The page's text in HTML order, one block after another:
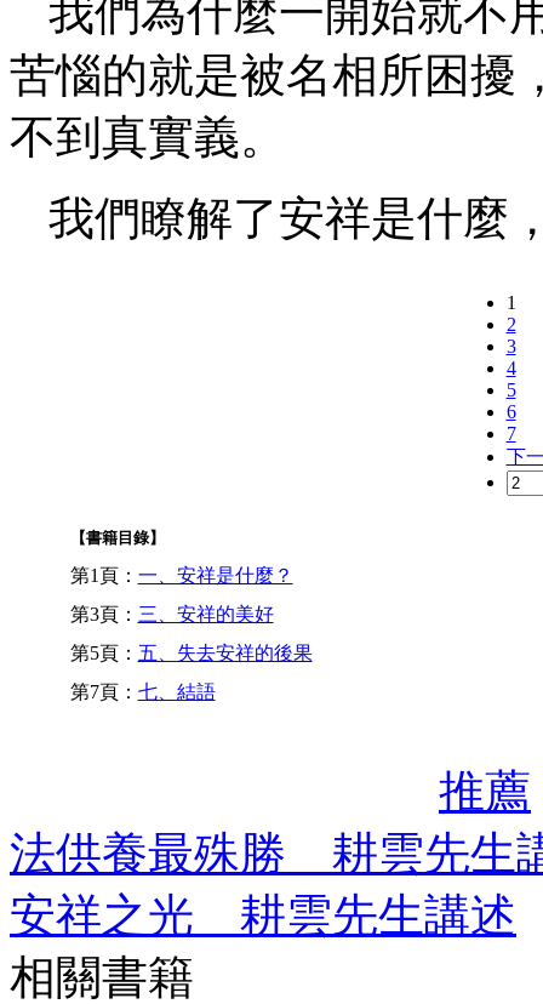
我們為什麼一開始就不
苦惱的就是被名相所困擾
不到真實義。
我們瞭解了安祥是什麼
1
2
3
4
5
6
7
下
【書籍目錄】
第1頁： 一、安祥是什麼？
第3頁： 三、安祥的美好
第5頁： 五、失去安祥的後果
第7頁： 七、結語
推薦
法供養最殊勝 耕雲先生
安祥之光 耕雲先生講述
相關書籍